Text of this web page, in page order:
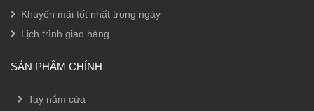
Khuyến mãi tốt nhất trong ngày
Lịch trình giao hàng
SẢN PHẨM CHÍNH
Tay nắm cửa